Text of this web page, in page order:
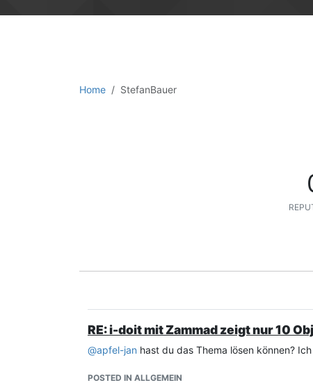
Home StefanBauer
RE: i-doit mit Zammad zeigt nur 10
@apfel-jan hast du das Thema lösen können?
POSTED IN ALLGEMEIN